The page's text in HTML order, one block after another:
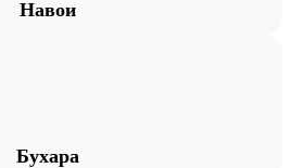
Навои
Бухара